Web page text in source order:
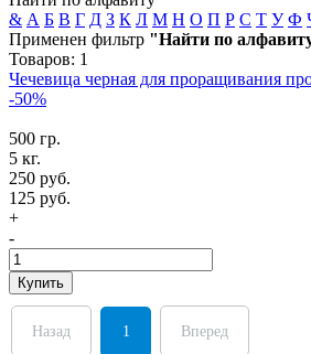
& А Б В Г Д З К Л М Н О П Р С Т У Ф
Применен фильтр "Найти по
Товаров: 1
Чечевица черная для проращивания
-50%
500 гр.
5 кг.
250 руб.
125 руб.
+
-
Купить
Назад 1 Вперед